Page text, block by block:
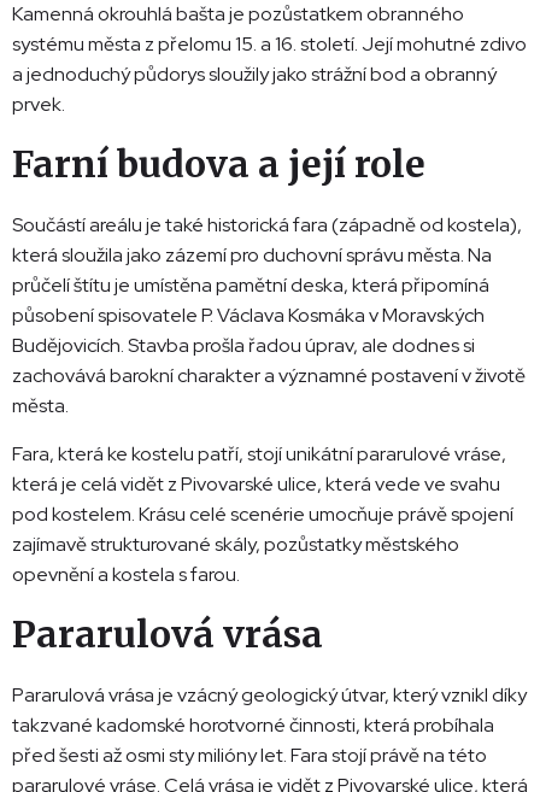
Kamenná okrouhlá bašta je pozůstatkem obranného
systému města z přelomu 15. a 16. století. Její mohutné zdivo
a jednoduchý půdorys sloužily jako strážní bod a obranný
prvek.
Farní budova a její role
Součástí areálu je také historická fara (západně od kostela),
která sloužila jako zázemí pro duchovní správu města. Na
průčelí štítu je umístěna pamětní deska, která připomíná
působení spisovatele P. Václava Kosmáka v Moravských
Budějovicích. Stavba prošla řadou úprav, ale dodnes si
zachovává barokní charakter a významné postavení v životě
města.
Fara, která ke kostelu patří, stojí unikátní pararulové vráse,
která je celá vidět z Pivovarské ulice, která vede ve svahu
pod kostelem. Krásu celé scenérie umocňuje právě spojení
zajímavě strukturované skály, pozůstatky městského
opevnění a kostela s farou.
Pararulová vrása
Pararulová vrása je vzácný geologický útvar, který vznikl díky
takzvané kadomské horotvorné činnosti, která probíhala
před šesti až osmi sty milióny let. Fara stojí právě na této
pararulové vráse. Celá vrása je vidět z Pivovarské ulice, která